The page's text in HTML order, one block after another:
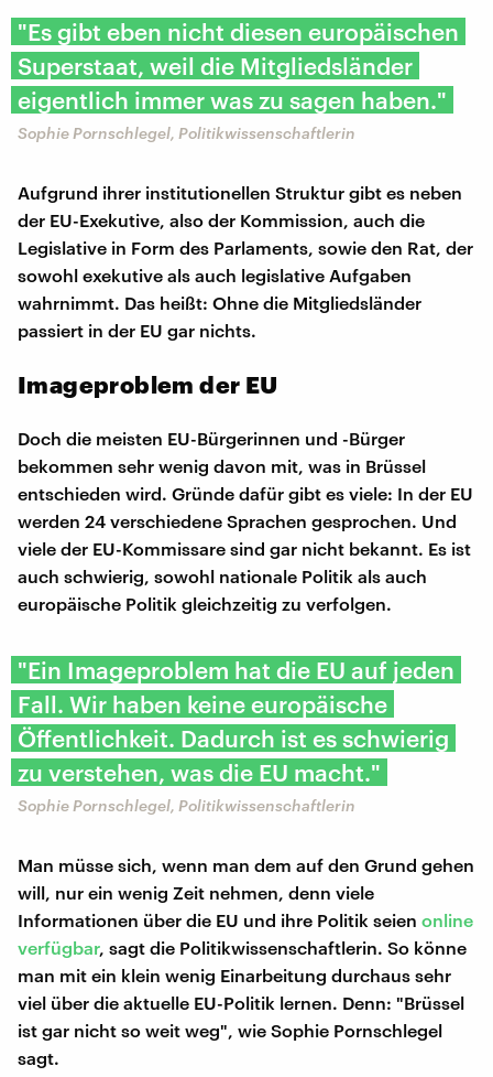
"Es gibt eben nicht diesen europäischen
Superstaat, weil die Mitgliedsländer
eigentlich immer was zu sagen haben."
Sophie Pornschlegel, Politikwissenschaftlerin
Aufgrund ihrer institutionellen Struktur gibt es neben
der EU-Exekutive, also der Kommission, auch die
Legislative in Form des Parlaments, sowie den Rat, der
sowohl exekutive als auch legislative Aufgaben
wahrnimmt. Das heißt: Ohne die Mitgliedsländer
passiert in der EU gar nichts.
Imageproblem der EU
Doch die meisten EU-Bürgerinnen und -Bürger
bekommen sehr wenig davon mit, was in Brüssel
entschieden wird. Gründe dafür gibt es viele: In der EU
werden 24 verschiedene Sprachen gesprochen. Und
viele der EU-Kommissare sind gar nicht bekannt. Es ist
auch schwierig, sowohl nationale Politik als auch
europäische Politik gleichzeitig zu verfolgen.
"Ein Imageproblem hat die EU auf jeden
Fall. Wir haben keine europäische
Öffentlichkeit. Dadurch ist es schwierig
zu verstehen, was die EU macht."
Sophie Pornschlegel, Politikwissenschaftlerin
Man müsse sich, wenn man dem auf den Grund gehen
will, nur ein wenig Zeit nehmen, denn viele
Informationen über die EU und ihre Politik seien online
verfügbar, sagt die Politikwissenschaftlerin. So könne
man mit ein klein wenig Einarbeitung durchaus sehr
viel über die aktuelle EU-Politik lernen. Denn: "Brüssel
ist gar nicht so weit weg", wie Sophie Pornschlegel
sagt.